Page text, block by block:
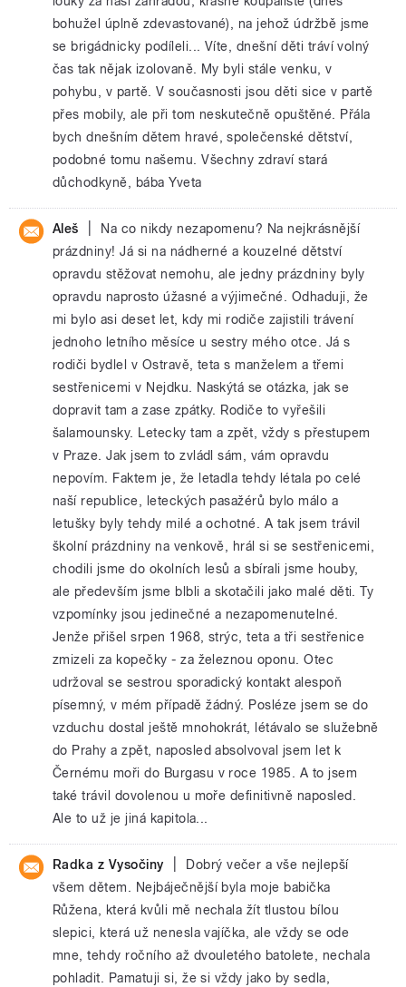
bohužel úplně zdevastované), na jehož údržbě jsme
se brigádnicky podíleli... Víte, dnešní děti tráví volný
čas tak nějak izolovaně. My byli stále venku, v
pohybu, v partě. V současnosti jsou děti sice v partě
přes mobily, ale při tom neskutečně opuštěné. Přála
bych dnešním dětem hravé, společenské dětství,
podobné tomu našemu. Všechny zdraví stará
důchodkyně, bába Yveta
Aleš
Na co nikdy nezapomenu? Na nejkrásnější
prázdniny! Já si na nádherné a kouzelné dětství
opravdu stěžovat nemohu, ale jedny prázdniny byly
opravdu naprosto úžasné a výjimečné. Odhaduji, že
mi bylo asi deset let, kdy mi rodiče zajistili trávení
jednoho letního měsíce u sestry mého otce. Já s
rodiči bydlel v Ostravě, teta s manželem a třemi
sestřenicemi v Nejdku. Naskýtá se otázka, jak se
dopravit tam a zase zpátky. Rodiče to vyřešili
šalamounsky. Letecky tam a zpět, vždy s přestupem
v Praze. Jak jsem to zvládl sám, vám opravdu
nepovím. Faktem je, že letadla tehdy létala po celé
naší republice, leteckých pasažérů bylo málo a
letušky byly tehdy milé a ochotné. A tak jsem trávil
školní prázdniny na venkově, hrál si se sestřenicemi,
chodili jsme do okolních lesů a sbírali jsme houby,
ale především jsme blbli a skotačili jako malé děti. Ty
vzpomínky jsou jedinečné a nezapomenutelné.
Jenže přišel srpen 1968, strýc, teta a tři sestřenice
zmizeli za kopečky - za železnou oponu. Otec
udržoval se sestrou sporadický kontakt alespoň
písemný, v mém případě žádný. Posléze jsem se do
vzduchu dostal ještě mnohokrát, létávalo se služebně
do Prahy a zpět, naposled absolvoval jsem let k
Černému moři do Burgasu v roce 1985. A to jsem
také trávil dovolenou u moře definitivně naposled.
Ale to už je jiná kapitola...
Radka z Vysočiny
Dobrý večer a vše nejlepší
všem dětem. Nejbáječnější byla moje babička
Růžena, která kvůli mě nechala žít tlustou bílou
slepici, která už nenesla vajíčka, ale vždy se ode
mne, tehdy ročního až dvouletého batolete, nechala
pohladit. Pamatuji si, že si vždy jako by sedla,